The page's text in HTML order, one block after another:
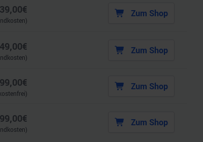
€ Zum Shop
€ Zum Shop
€ Zum Shop
€ Zum Shop